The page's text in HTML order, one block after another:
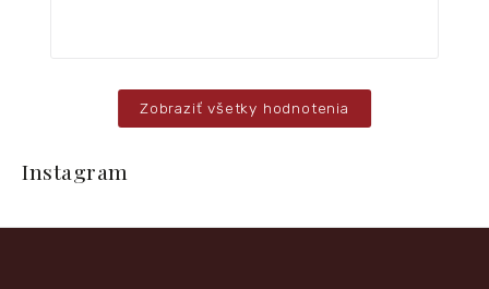
Zobraziť všetky hodnotenia
t
Instagram